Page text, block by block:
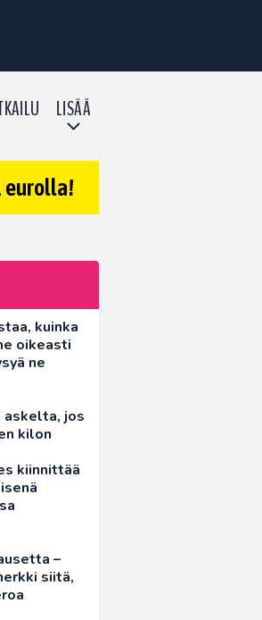
LISÄÄ
eurolla!
kuinka
oikeasti
ne
askelta, jos
kilon
kiinnittää
–
siitä,